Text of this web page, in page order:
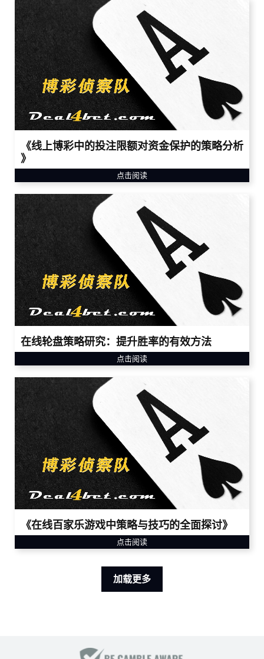
《线上博彩中的投注限额对资金保护的策略分析
》
点击阅读
在线轮盘策略研究：提升胜率的有效方法
点击阅读
《在线百家乐游戏中策略与技巧的全面探讨》
点击阅读
加载更多